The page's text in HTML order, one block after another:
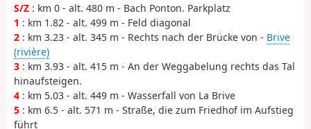
S/Z : km 0 - alt. 480 m - Bach Ponton. Parkplatz
1 : km 1.82 - alt. 499 m - Feld diagonal
2 : km 3.23 - alt. 345 m - Rechts nach der Brücke von - Brive
(rivière)
3 : km 3.93 - alt. 415 m - An der Weggabelung rechts das Tal
hinaufsteigen.
4 : km 5.03 - alt. 449 m - Wasserfall von La Brive
5 : km 6.5 - alt. 571 m - Straße, die zum Friedhof im Aufstieg
führt